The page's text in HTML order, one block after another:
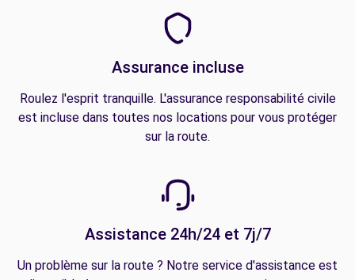
Assurance incluse
Roulez l'esprit tranquille. L'assurance responsabilité civile
est incluse dans toutes nos locations pour vous protéger
sur la route.
Assistance 24h/24 et 7j/7
Un problème sur la route ? Notre service d'assistance est